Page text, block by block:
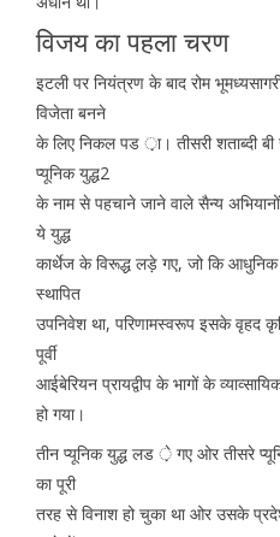
विजय का पहला चरण
इटली पर नियंत्रण के बाद रोम
विजेता बनने
के लिए निकल पड ़ा। तीसरी शताब्दी
प्यूनिक युद्ध2
के नाम से पहचाने जाने वाले सैन्य
ये युद्ध
कार्थेज के विरूद्ध लड़े गए, जो कि आधुनिक
स्थापित
उपनिवेश था, परिणामस्वरूप इसके वृहद
पूर्वी
आईबेरियन प्रायद्वीप के भागों के
हो गया।
तीन प्यूनिक युद्ध लड ़े गए ओर तीसरे
का पूरी
तरह से विनाश हो चुका था ओर उसके